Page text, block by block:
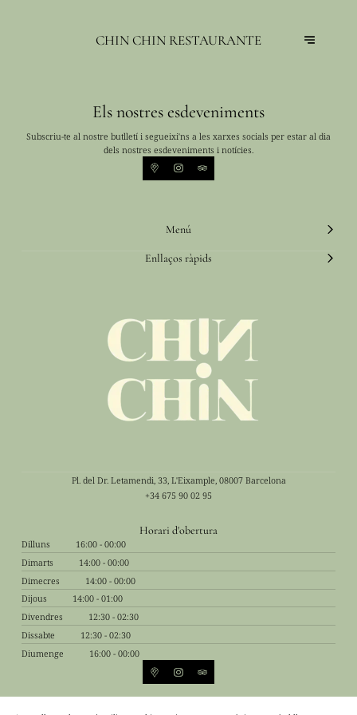
CHIN CHIN RESTAURANTE
Els nostres esdeveniments
Subscriu-te al nostre butlletí i segueixi'ns a les xarxes socials per estar al dia
dels nostres esdeveniments i notícies.
Menú
Enllaços ràpids
Pl. del Dr. Letamendi, 33, L'Eixample, 08007 Barcelona
+34 675 90 02 95
Horari d'obertura
Dilluns
16:00 - 00:00
Dimarts
14:00 - 00:00
Dimecres
14:00 - 00:00
Dijous
14:00 - 01:00
Divendres
12:30 - 02:30
Dissabte
12:30 - 02:30
Diumenge
16:00 - 00:00